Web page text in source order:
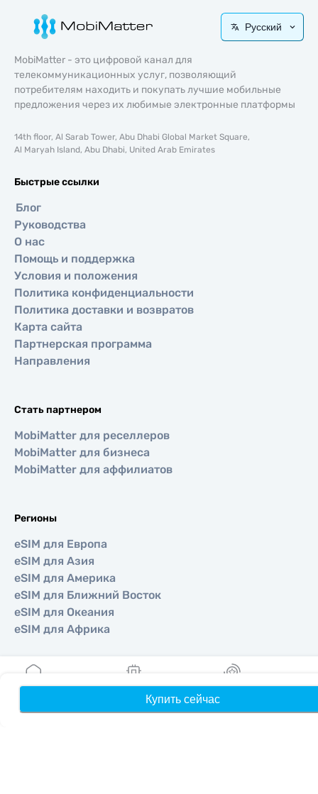
Купить сейчас
Русский
MobiMatter - это цифровой канал для
телекоммуникационных услуг, позволяющий
потребителям находить и покупать лучшие мобильные
предложения через их любимые электронные платформы
14th floor, Al Sarab Tower, Abu Dhabi Global Market Square,
Al Maryah Island, Abu Dhabi, United Arab Emirates
Быстрые ссылки
Блог
Руководства
О нас
Помощь и поддержка
Условия и положения
Политика конфиденциальности
Политика доставки и возвратов
Карта сайта
Партнерская программа
Направления
Стать партнером
MobiMatter для реселлеров
MobiMatter для бизнеса
MobiMatter для аффилиатов
Регионы
eSIM для Европа
eSIM для Азия
eSIM для Америка
eSIM для Ближний Восток
eSIM для Океания
eSIM для Африка
Мои eSIM Бонусы